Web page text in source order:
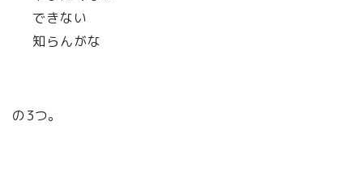
できない
知らんがな
の3つ。